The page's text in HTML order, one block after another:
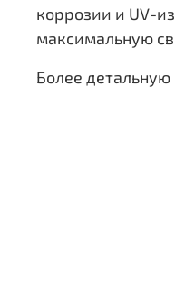
коррозии и UV-
максимальную
Более